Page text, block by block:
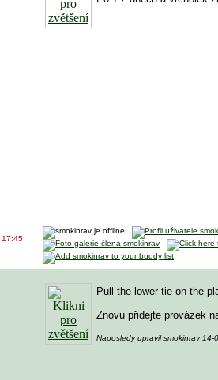
17:45
Pull the lower tie on the
Znovu přidejte provázek
Naposledy upravil smokinrav